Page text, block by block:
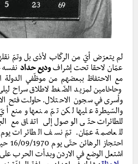
لم يتعرّض أيّ من الركّاب لأذى بل وتمّ
عمّان لاحقا تحت إشرافوديع حداد نفسه
مع الاحتفاظ ببعضهم من موظّفي الدولة
وحاخامين لمزيد الضّغط لاطلاق سراح
وأسرى في سجون الاحتلال. حاولت فتح
والسّيطرة عليها لكن تمّ منعها ومنع
للطائرات حتّى الوصول إلى اتفاق مع
اشتعل الوضع في الاردن وبدأت الحرب على